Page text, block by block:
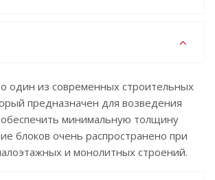
один из современных строительных
предназначен для возведения
обеспечить минимальную толщину
блоков очень распространено при
и монолитных строений.